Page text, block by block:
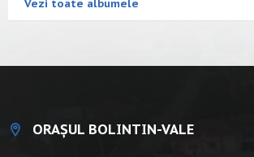
Vezi toate albumele
ORAȘUL BOLINTIN-VALE